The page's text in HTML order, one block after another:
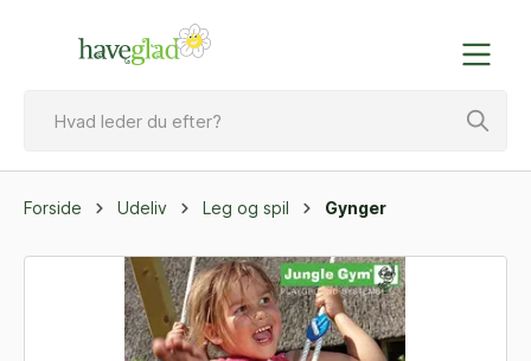
Forside Udeliv Leg og spil Gynger